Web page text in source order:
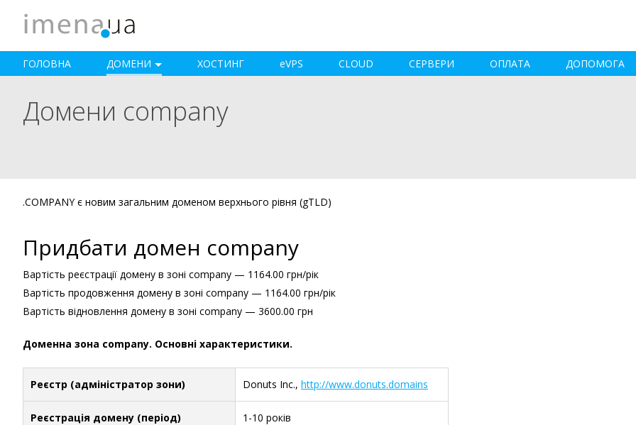
ГОЛОВНА ДОМЕНИ ХОСТИНГ eVPS CLOUD СЕРВЕРИ ОПЛАТА ДОПОМОГА
Домени company
.COMPANY є новим загальним доменом верхнього рівня (gTLD)
Придбати домен company
Вартість реєстрації домену в зоні company — 1164.00 грн/рік
Вартість продовження домену в зоні company — 1164.00 грн/рік
Вартість відновлення домену в зоні company — 3600.00 грн
Доменна зона company. Основні характеристики.
Реєстр (адміністратор зони) Donuts Inc., http://www.donuts.domains
Реєстрація домену (період) 1-10 років